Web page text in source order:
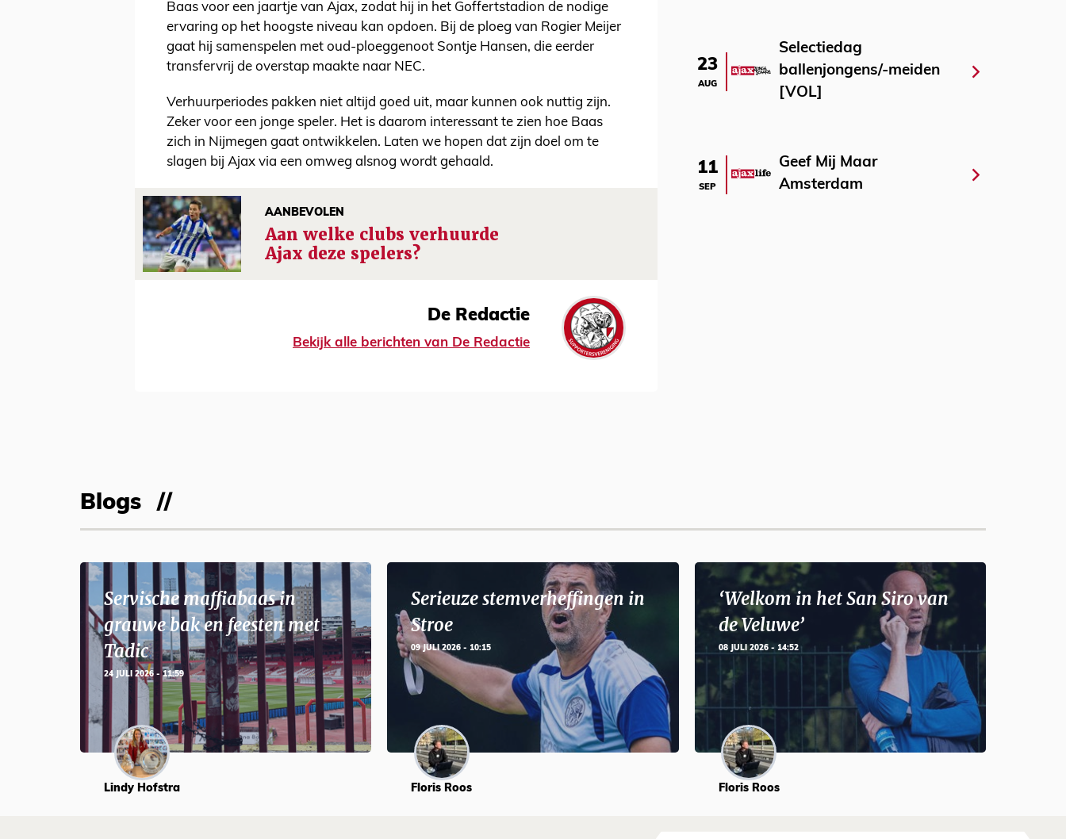
Baas voor een jaartje van Ajax, zodat hij in het Goffertstadion de nodige
ervaring op het hoogste niveau kan opdoen. Bij de ploeg van Rogier Meijer
gaat hij samenspelen met oud-ploeggenoot Sontje Hansen, die eerder
transfervrij de overstap maakte naar NEC.
Verhuurperiodes pakken niet altijd goed uit, maar kunnen ook nuttig zijn.
Zeker voor een jonge speler. Het is daarom interessant te zien hoe Baas
zich in Nijmegen gaat ontwikkelen. Laten we hopen dat zijn doel om te
slagen bij Ajax via een omweg alsnog wordt gehaald.
AANBEVOLEN
Aan welke clubs verhuurde
Ajax deze spelers?
De Redactie
Bekijk alle berichten van De Redactie
23
AUG
Selectiedag
ballenjongens/-meiden
[VOL]
11
SEP
Geef Mij Maar
Amsterdam
Blogs
Servische maffiabaas in
grauwe bak en feesten met
Tadic
24 JULI 2026 - 11:59
Lindy Hofstra
Serieuze stemverheffingen in
Stroe
09 JULI 2026 - 10:15
Floris Roos
‘Welkom in het San Siro van
de Veluwe’
08 JULI 2026 - 14:52
Floris Roos